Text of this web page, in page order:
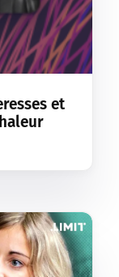
et